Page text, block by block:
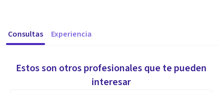
Consultas Experiencia
Estos son otros profesionales que te pueden
interesar